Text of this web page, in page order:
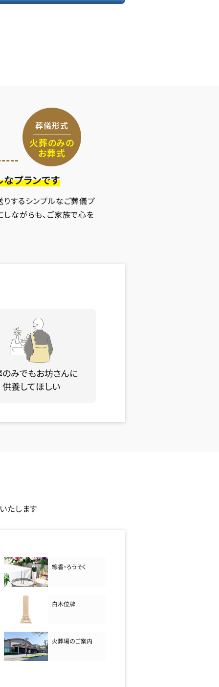
葬儀形式
火葬のみの
お葬式
プランです
するシンプルなご葬儀プ
ながらも、ご家族で心を
みでもお坊さんに
供養してほしい
たします
線香・ろうそく
白木位牌
火葬場のご案内